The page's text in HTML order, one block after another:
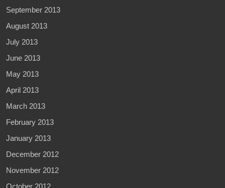
September 2013
August 2013
July 2013
June 2013
May 2013
April 2013
March 2013
February 2013
January 2013
December 2012
November 2012
October 2012